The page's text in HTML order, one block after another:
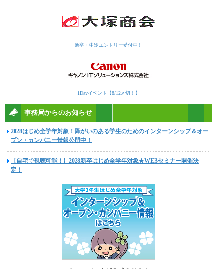
新卒・中途エントリー受付中！
1Dayイベント【8/12〆切！】
事務局からのお知らせ
2028はじめ全学年対象！障がいのある学生のためのインターンシップ＆オー
プン・カンパニー情報公開中！
【自宅で視聴可能！】2028新卒はじめ全学年対象★WEBセミナー開催決
定！